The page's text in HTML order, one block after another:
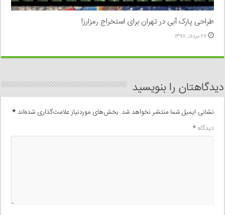
طراحی پارک آبی در تهران برای استخراج رمزارز!
۲۷ مرداد, ۱۳۹۸
دیدگاهتان را بنویسید
نشانی ایمیل شما منتشر نخواهد شد. بخش‌های موردنیاز علامت‌گذاری شده‌اند*
دیدگاه*